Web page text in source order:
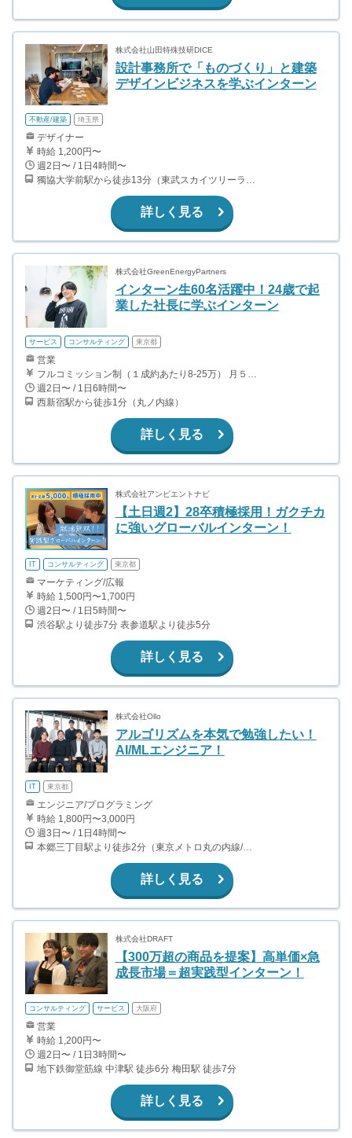
株式会社山田特殊技研DICE
設計事務所で「ものづくり」と建築
デザインビジネスを学ぶインターン
不動産/建築 埼玉県
デザイナー
時給 1,200円〜
週2日〜 / 1日4時間〜
獨協大学前駅から徒歩13分（東武スカイツリーライン、東武伊勢崎線、東武日光線、鬼怒川線）
詳しく見る
株式会社GreenEnergyPartners
インターン生60名活躍中！24歳で起
業した社長に学ぶインターン
サービス コンサルティング 東京都
営業
フルコミッション制（１成約あたり8-25万） 月５０万以上稼ぐインターン生も多数います！ ■収入例 ○入社１ヶ月目（明治大学2年生） 役職：アポインター 月間１契約×８万円＝８万円 ＋交通費 ○入社３ヶ月目（東京大学２年生） 役職：アポインター（ランク：ブロンズ） 月間３契約×10万円＝30万円 ＋交通費 ○入社６ヶ月目（早稲田大学３年生） 役職：アポインター（ランク：シルバー） 月間５契約×12万円＝60万円 ＋交通費 ○入社15ヶ月目（慶應大学３年生） 役職：クローザー 月間３契約×25万＝75万円 ＋交通費
週2日〜 / 1日6時間〜
西新宿駅から徒歩1分（丸ノ内線）
詳しく見る
株式会社アンビエントナビ
【土日週2】28卒積極採用！ガクチカ
に強いグローバルインターン！
IT コンサルティング 東京都
マーケティング/広報
時給 1,500円〜1,700円
週2日〜 / 1日5時間〜
渋谷駅より徒歩7分 表参道駅より徒歩5分
詳しく見る
株式会社Ollo
アルゴリズムを本気で勉強したい！
AI/MLエンジニア！
IT 東京都
エンジニア/プログラミング
時給 1,800円〜3,000円
週3日〜 / 1日4時間〜
本郷三丁目駅より徒歩2分（東京メトロ丸の内線/都営地下鉄大江戸線）
詳しく見る
株式会社DRAFT
【300万超の商品を提案】高単価×急
成長市場＝超実践型インターン！
コンサルティング サービス 大阪府
営業
時給 1,200円〜
週2日〜 / 1日3時間〜
地下鉄御堂筋線 中津駅 徒歩6分 梅田駅 徒歩7分
詳しく見る